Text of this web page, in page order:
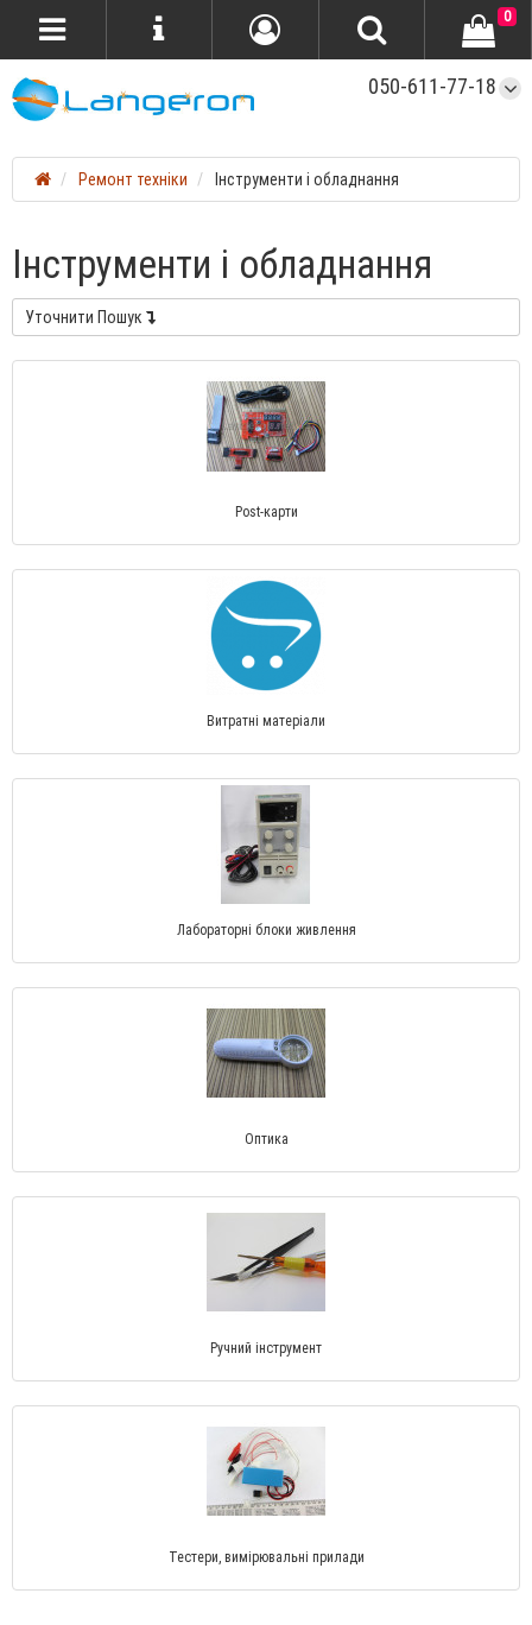
050-611-77-18
0
Ремонт техніки Інструменти і обладнання
Інструменти і обладнання
Уточнити Пошук
Post-карти
Витратні матеріали
Лабораторні блоки живлення
Оптика
Ручний інструмент
Тестери, вимірювальні прилади